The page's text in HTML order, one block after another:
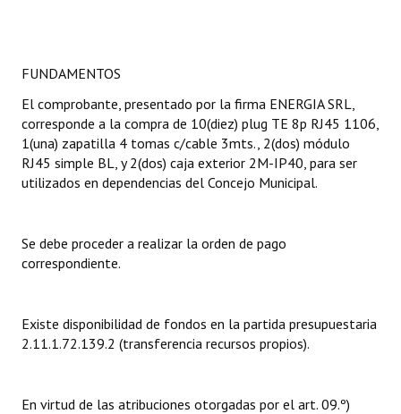
DOCUMENTOS
Informes de Gestión
Dictámenes Asesoría Letrada
Ejecución Presupuestaria
FUNDAMENTOS
El comprobante, presentado por la firma ENERGIA SRL,
corresponde a la compra de 10(diez) plug TE 8p RJ45 1106,
1(una) zapatilla 4 tomas c/cable 3mts., 2(dos) módulo
RJ45 simple BL, y 2(dos) caja exterior 2M-IP40, para ser
utilizados en dependencias del Concejo Municipal.
Se debe proceder a realizar la orden de pago
correspondiente.
Existe disponibilidad de fondos en la partida presupuestaria
2.11.1.72.139.2 (transferencia recursos propios).
En virtud de las atribuciones otorgadas por el art. 09.º)